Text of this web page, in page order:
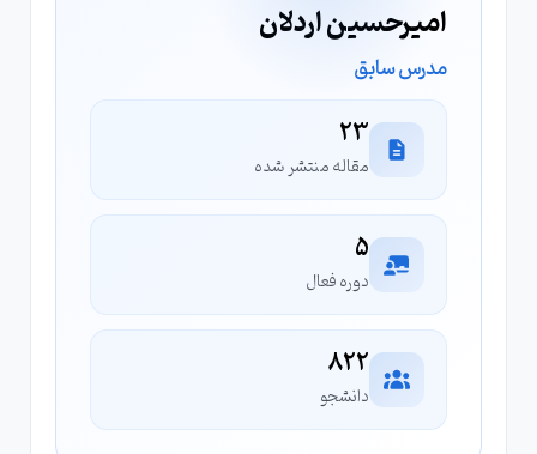
امیرحسین اردلان
مدرس سابق
23
مقاله منتشر شده
5
دوره فعال
822
دانشجو